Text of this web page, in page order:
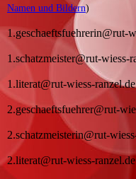
Namen und Bildern)
1.geschaeftsfuehrerin@rut-
1.schatzmeister@rut-wiess-
1.literat@rut-wiess-ranzel.de
2.geschaeftsfuehrer@rut-
2.schatzmeisterin@rut-
2.literat@rut-wiess-ranzel.de